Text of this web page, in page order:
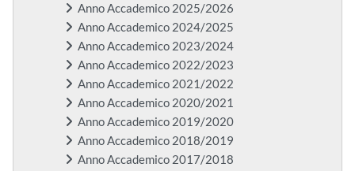
Anno Accademico 2025/2026
Anno Accademico 2024/2025
Anno Accademico 2023/2024
Anno Accademico 2022/2023
Anno Accademico 2021/2022
Anno Accademico 2020/2021
Anno Accademico 2019/2020
Anno Accademico 2018/2019
Anno Accademico 2017/2018